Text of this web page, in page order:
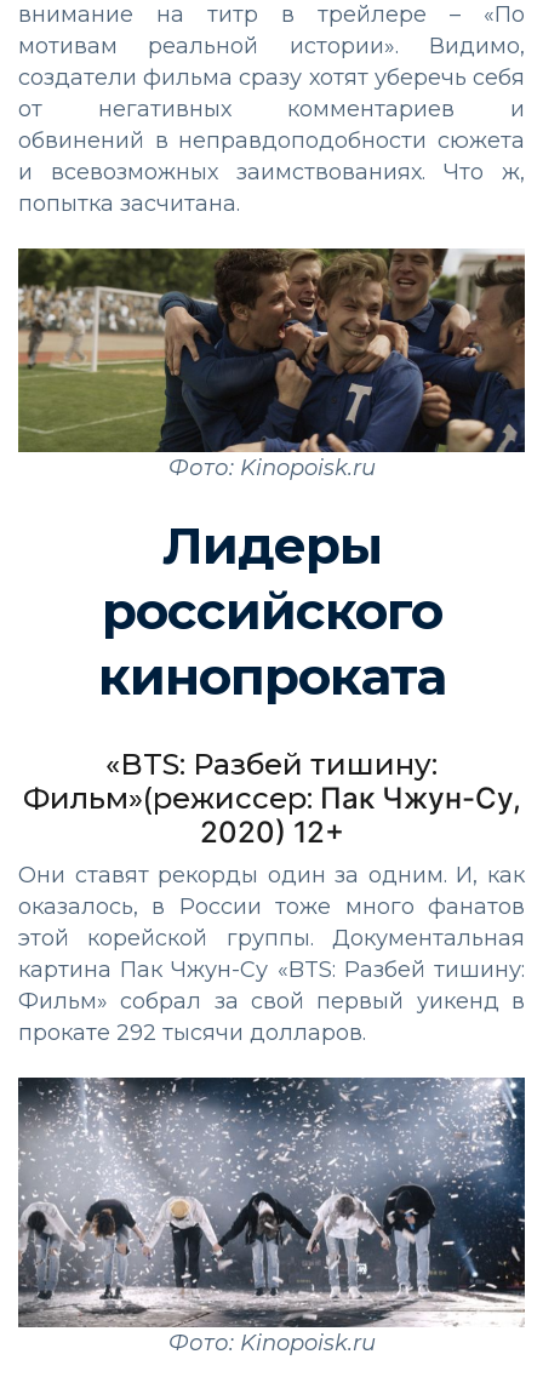
внимание на титр в трейлере – «По
мотивам реальной истории». Видимо,
создатели фильма сразу хотят уберечь себя
от негативных комментариев и
обвинений в неправдоподобности сюжета
и всевозможных заимствованиях. Что ж,
попытка засчитана.
Фото: Kinopoisk.ru
Лидеры
российского
кинопроката
«BTS: Разбей тишину:
Фильм»(режиссер: Пак Чжун-Су,
2020) 12+
Они ставят рекорды один за одним. И, как
оказалось, в России тоже много фанатов
этой корейской группы. Документальная
картина ПакЧжун-Су «BTS: Разбей тишину:
Фильм» собрал за свой первый уикенд в
прокате 292 тысячи долларов.
Фото: Kinopoisk.ru